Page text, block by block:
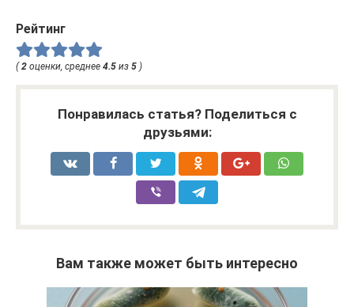
Рейтинг
(2 оценки, среднее 4.5 из 5 )
Понравилась статья? Поделиться с
друзьями:
Вам также может быть интересно